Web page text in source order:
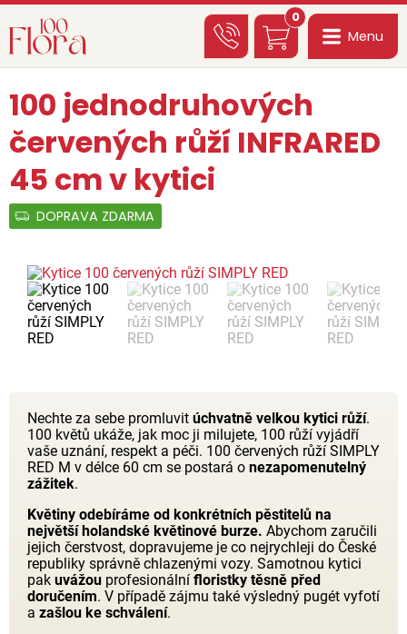
0
Menu
100 jednodruhových
červených růží INFRARED
45 cm v kytici
DOPRAVA ZDARMA
Nechte za sebe promluvit úchvatně velkou kytici růží.
100 květů ukáže, jak moc ji milujete, 100 růží vyjádří
vaše uznání, respekt a péči. 100 červených růží SIMPLY
RED M v délce 60 cm se postará o nezapomenutelný
zážitek.
Květiny odebíráme od konkrétních pěstitelů na
největší holandské květinové burze. Abychom zaručili
jejich čerstvost, dopravujeme je co nejrychleji do České
republiky správně chlazenými vozy. Samotnou kytici
pak uvážou profesionální floristky těsně před
doručením. V případě zájmu také výsledný pugét vyfotí
a zašlou ke schválení.